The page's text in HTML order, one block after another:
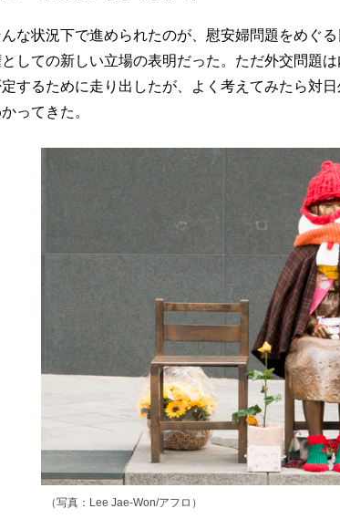
な状況下で進められたのが、慰安婦問題をめぐる
しての新しい立場の表明だった。ただ外交問題
定するために走り出したが、よく考えてみたら対
ってきた。
（写真：Lee Jae-Won/アフロ）